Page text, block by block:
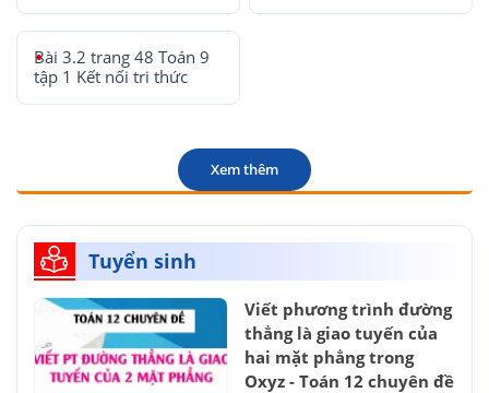
Bài 3.2 trang 48 Toán 9
tập 1 Kết nối tri thức
Xem thêm
Tuyển sinh
Viết phương trình đường
thẳng là giao tuyến của
hai mặt phẳng trong
Oxyz - Toán 12 chuyên đề